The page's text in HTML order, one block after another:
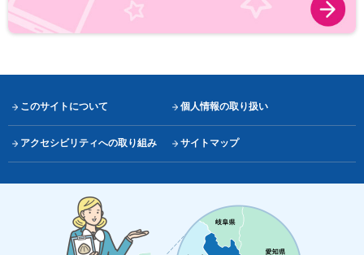
このサイトについて 個人情報の取り扱い
アクセシビリティへの取り組み サイトマップ